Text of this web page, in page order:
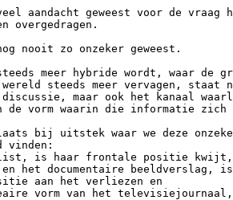
aandacht geweest voor de vraag
overgedragen.
nooit zo onzeker geweest.
meer hybride wordt, waar de
steeds meer vervagen, staat
maar ook het kanaal
de vorm waarin die informatie zich
bij uitstek waar we deze
is haar frontale positie kwijt,
het documentaire beeldverslag,
aan het verliezen en
vorm van het